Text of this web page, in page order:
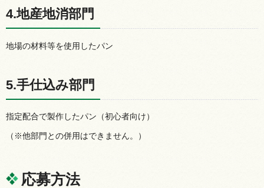
4.地産地消部門
地場の材料等を使用したパン
5.手仕込み部門
指定配合で製作したパン（初心者向け）
（※他部門との併用はできません。）
応募方法